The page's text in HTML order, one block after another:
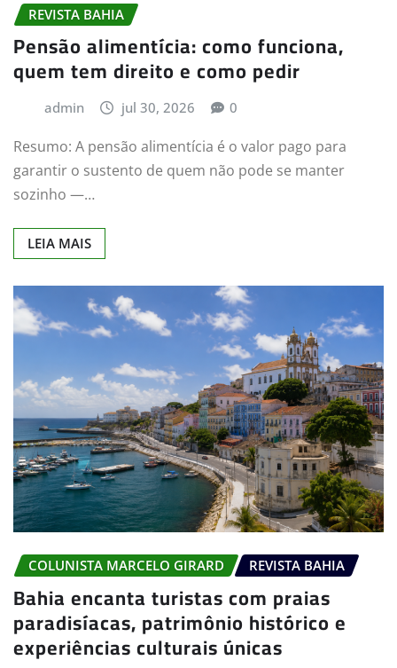
REVISTA BAHIA
Pensão alimentícia: como funciona,
quem tem direito e como pedir
admin jul 30, 2026 0
Resumo: A pensão alimentícia é o valor pago para
garantir o sustento de quem não pode se manter
sozinho —…
LEIA MAIS
COLUNISTA MARCELO GIRARD REVISTA BAHIA
Bahia encanta turistas com praias
paradisíacas, patrimônio histórico e
experiências culturais únicas